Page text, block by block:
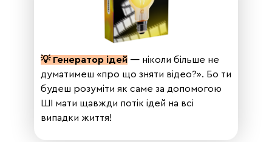
💡 Генератор ідей — ніколи більше не
думатимеш «про що зняти відео?». Бо ти
будеш розуміти як саме за допомогою
ШІ мати щавжди потік ідей на всі
випадки життя!